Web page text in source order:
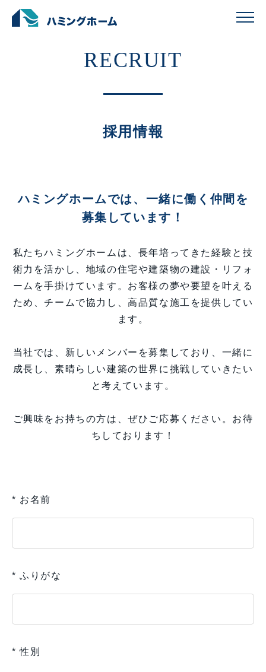
採用情報
ハミングホームでは、一緒に働く仲間を
募集しています！
私たちハミングホームは、長年培ってきた経験と技
術力を活かし、地域の住宅や建築物の建設・リフォ
ームを手掛けています。お客様の夢や要望を叶える
ため、チームで協力し、高品質な施工を提供してい
ます。
当社では、新しいメンバーを募集しており、一緒に
成長し、素晴らしい建築の世界に挑戦していきたい
と考えています。
ご興味をお持ちの方は、ぜひご応募ください。お待
ちしております！
* お名前
* ふりがな
* 性別